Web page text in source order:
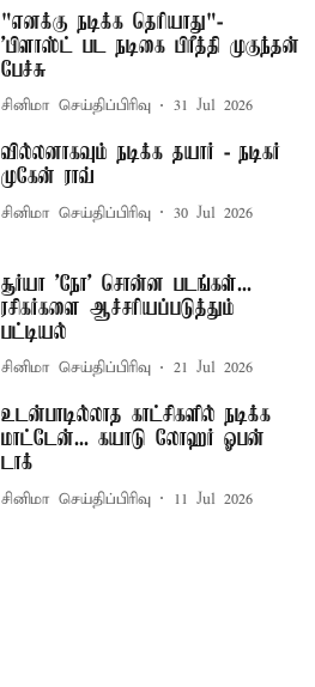
"எனக்கு நடிக்க தெரியாது"-
'பிளாஸ்ட் பட நடிகை பிரீத்தி முகுந்தன்
பேச்சு
சினிமா செய்திப்பிரிவு 31 Jul 2026
வில்லனாகவும் நடிக்க தயார் - நடிகர்
முகேன் ராவ்
சினிமா செய்திப்பிரிவு 30 Jul 2026
சூர்யா 'நோ' சொன்ன படங்கள்...
ரசிகர்களை ஆச்சரியப்படுத்தும்
பட்டியல்
சினிமா செய்திப்பிரிவு 21 Jul 2026
உடன்பாடில்லாத காட்சிகளில் நடிக்க
மாட்டேன்... கயாடு லோஹர் ஓபன்
டாக்
சினிமா செய்திப்பிரிவு 11 Jul 2026